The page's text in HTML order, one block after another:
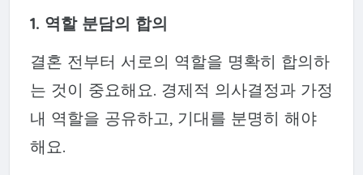
1. 역할 분담의 합의
결혼 전부터 서로의 역할을 명확히 합의하
는 것이 중요해요. 경제적 의사결정과 가정
내 역할을 공유하고, 기대를 분명히 해야
해요.